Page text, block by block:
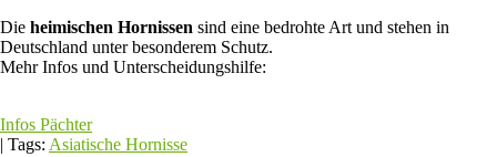
Die heimischen Hornissen sind eine bedrohte Art und stehen in
Deutschland unter besonderem Schutz.
Mehr Infos und Unterscheidungshilfe:
Infos Pächter
| Tags: Asiatische Hornisse